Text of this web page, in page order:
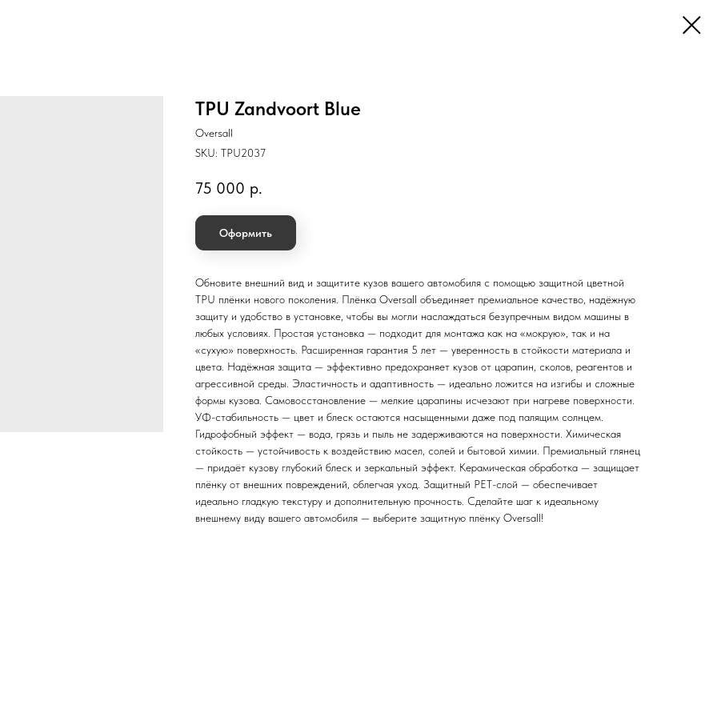
TPU Zandvoort Blue
Oversall
SKU: TPU2037
75 000 р.
Оформить
Обновите внешний вид и защитите кузов вашего автомобиля с помощью защитной цветной
TPU плёнки нового поколения. Плёнка Oversall объединяет премиальное качество, надёжную
защиту и удобство в установке, чтобы вы могли наслаждаться безупречным видом машины в
любых условиях. Простая установка — подходит для монтажа как на «мокрую», так и на
«сухую» поверхность. Расширенная гарантия 5 лет — уверенность в стойкости материала и
цвета. Надёжная защита — эффективно предохраняет кузов от царапин, сколов, реагентов и
агрессивной среды. Эластичность и адаптивность — идеально ложится на изгибы и сложные
формы кузова. Самовосстановление — мелкие царапины исчезают при нагреве поверхности.
УФ-стабильность — цвет и блеск остаются насыщенными даже под палящим солнцем.
Гидрофобный эффект — вода, грязь и пыль не задерживаются на поверхности. Химическая
стойкость — устойчивость к воздействию масел, солей и бытовой химии. Премиальный глянец
— придаёт кузову глубокий блеск и зеркальный эффект. Керамическая обработка — защищает
плёнку от внешних повреждений, облегчая уход. Защитный PET-слой — обеспечивает
идеально гладкую текстуру и дополнительную прочность. Сделайте шаг к идеальному
внешнему виду вашего автомобиля — выберите защитную плёнку Oversall!